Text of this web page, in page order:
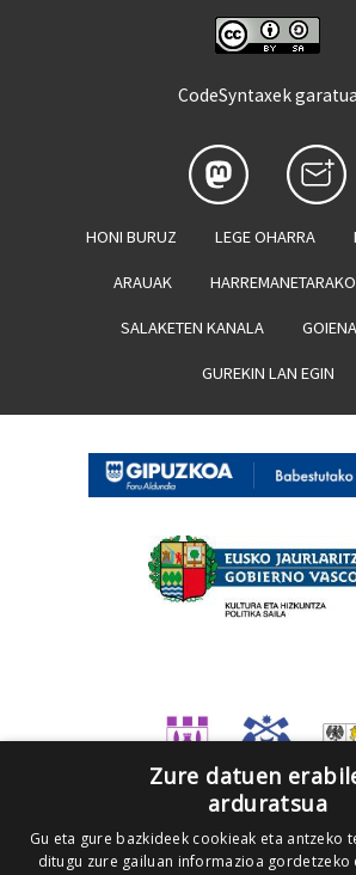
CodeSyntaxek garatua
HONI BURUZ LEGE OHARRA
ARAUAK HARREMANETARAKO
SALAKETEN KANALA
GUREKIN LAN EGIN
Zure datuen
arduratsua
Gu eta gure bazkideek cookieak eta antzeko
ditugu zure gailuan informazioa gordetzeko